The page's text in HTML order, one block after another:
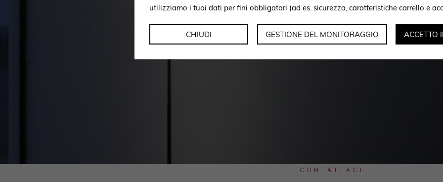
CONTATTACI
utilizziamo i tuoi dati per fini obbligatori (ad es. sicurezza, caratteristiche carrello e
CHIUDI GESTIONE DEL MONITORAGGIO ACCETTO